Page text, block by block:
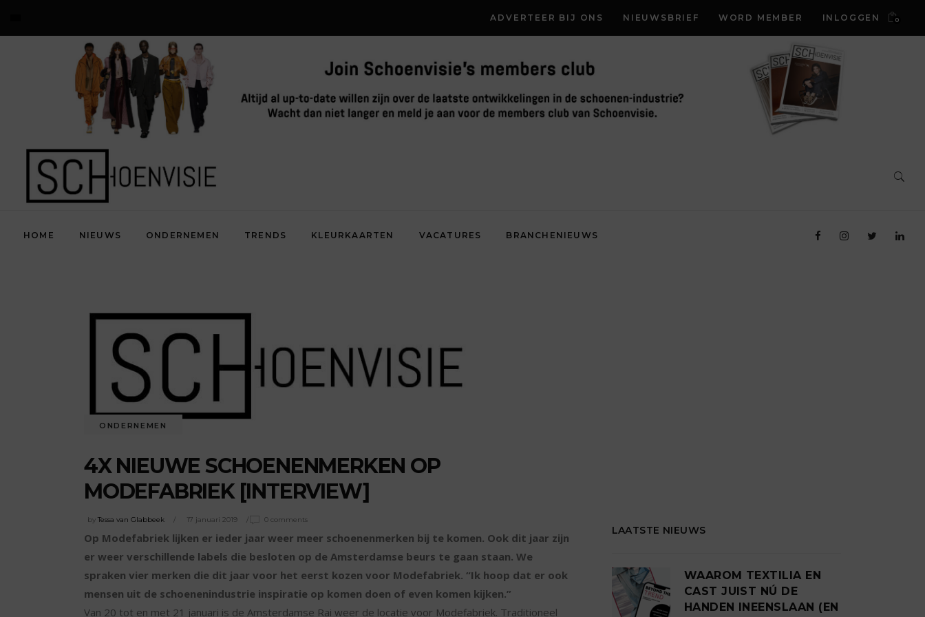
ADVERTEER BIJ ONS NIEUWSBRIEF WORD MEMBER INLOGGEN 0
HOME NIEUWS ONDERNEMEN TRENDS KLEURKAARTEN VACATURES BRANCHENIEUWS
ONDERNEMEN
4X NIEUWE SCHOENENMERKEN OP
MODEFABRIEK [INTERVIEW]
by Tessa van Glabbeek 17 januari 2019 0 comments
Op Modefabriek lijken er ieder jaar weer meer schoenenmerken bij te komen. Ook dit jaar zijn
er weer verschillende labels die besloten op de Amsterdamse beurs te gaan staan. We
spraken vier merken die dit jaar voor het eerst kozen voor Modefabriek. “Ik hoop dat er ook
mensen uit de schoenenindustrie inspiratie op komen doen of even komen kijken.”
Van 20 tot en met 21 januari is de Amsterdamse Rai weer de locatie voor Modefabriek. Traditioneel
LAATSTE NIEUWS
WAAROM TEXTILIA EN
CAST JUIST NÚ DE
HANDEN INEENSLAAN (EN